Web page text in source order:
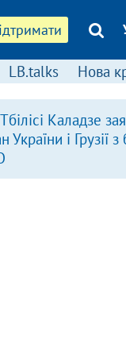
LB.talks Нова
Каладзе
України і Грузії з